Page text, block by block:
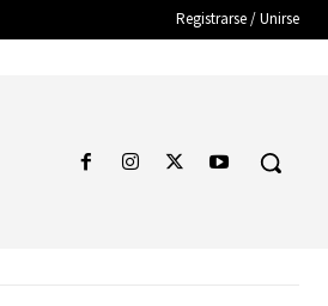
Registrarse / Unirse